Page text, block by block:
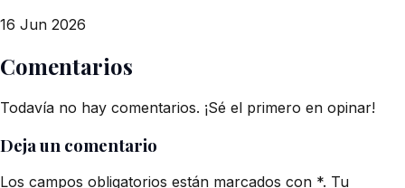
16 Jun 2026
Comentarios
Todavía no hay comentarios. ¡Sé el primero en opinar!
Deja un comentario
Los campos obligatorios están marcados con *. Tu